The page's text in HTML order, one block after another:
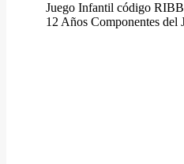
Juego Infantil código
12 Años Componentes del